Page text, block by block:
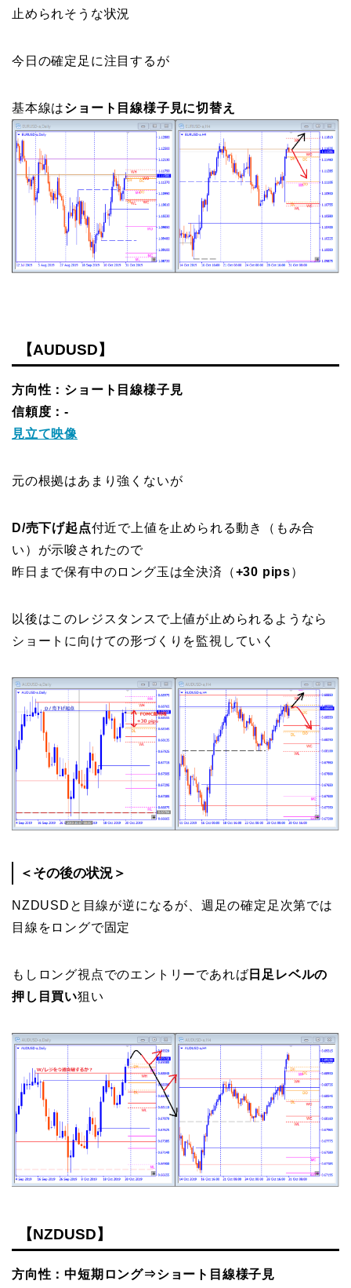
止められそうな状況
今日の確定足に注目するが
基本線はショート目線様子見に切替え
【AUDUSD】
方向性：ショート目線様子見
信頼度：-
見立て映像
元の根拠はあまり強くないが
D/売下げ起点付近で上値を止められる動き（もみ合
い）が示唆されたので
昨日まで保有中のロング玉は全決済（+30 pips）
以後はこのレジスタンスで上値が止められるようなら
ショートに向けての形づくりを監視していく
＜その後の状況＞
NZDUSDと目線が逆になるが、週足の確定足次第では
目線をロングで固定
もしロング視点でのエントリーであれば 日足レベルの
押し目買い狙い
【NZDUSD】
方向性：中短期ロング⇒ショート目線様子見